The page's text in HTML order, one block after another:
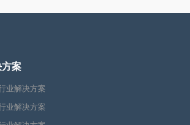
案
业解决方案
业解决方案